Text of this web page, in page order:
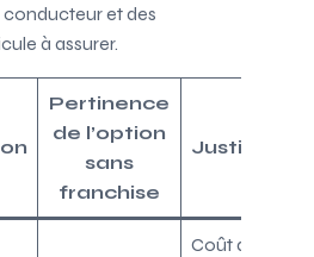
et des
à assurer.
Pertinence
de l’option
sans
franchise
Coût des